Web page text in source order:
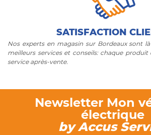
SATISFACTION
Nos experts en magasin sur Bordeaux sont
meilleurs services et conseils: chaque produit
service après-vente.
Newsletter Mon
électrique
by Accus